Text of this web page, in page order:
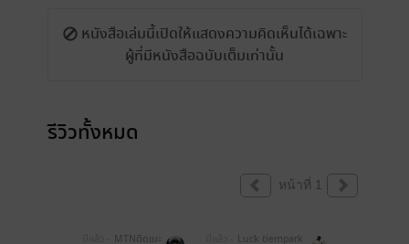
หนังสือเล่มนี้เปิดให้แสดงความคิดเห็นได้เฉพาะ
ผู้ที่มีหนังสือฉบับเต็มเท่านั้น
รีวิวทั้งหมด
หน้าที่ 1
MTNติดเมะ Luck tiempark